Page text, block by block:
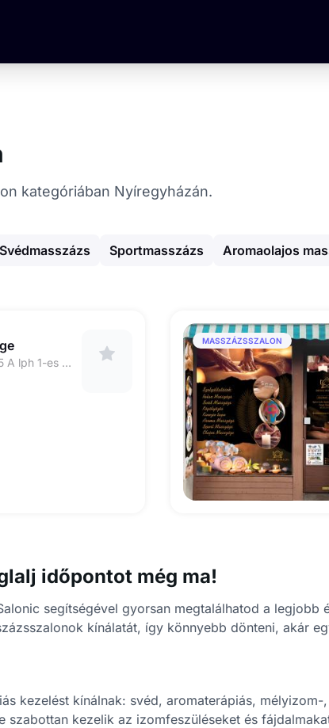
kategóriában Nyíregyházán.
Svédmasszázs Sportmasszázs Aromaolajos
Nyíregyháza, Törzs u. 15 A lph 1-es üzlet
MASSZÁZSSZALON
időpontot még ma!
segítségével gyorsan megtalálhatod a
kínálatát, így könnyebb dönteni, akár
kezelést kínálnak: svéd, aromaterápiás,
kezelik az izomfeszüléseket és